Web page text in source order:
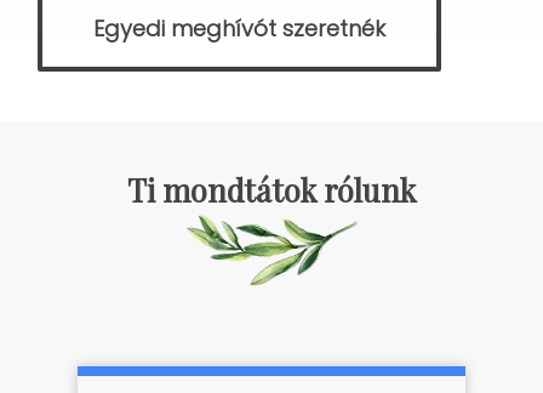
Egyedi meghívót szeretnék
Ti mondtátok rólunk